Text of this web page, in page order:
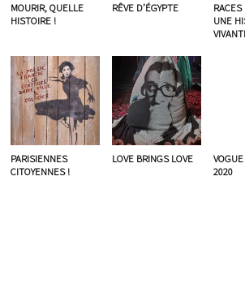
MOURIR, QUELLE
HISTOIRE !
RÊVE D’ÉGYPTE
UNE
PARISIENNES
CITOYENNES !
LOVE BRINGS LOVE
2020